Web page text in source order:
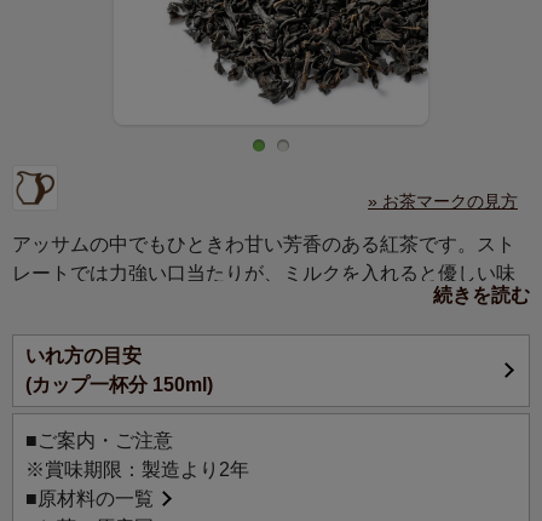
» お茶マークの見方
アッサムの中でもひときわ甘い芳香のある紅茶です。スト
レートでは力強い口当たりが、ミルクを入れると優しい味
アッサム北東部ディブルガー地区にある茶園。アッサムの
中でも特に良い紅茶を産出するのが、ブラマプトラ川の上
流に位置するディブルガー地区です。
続きを読む
いれ方の目安
(カップ一杯分 150ml)
■ご案内・ご注意
※賞味期限：製造より2年
■原材料の一覧